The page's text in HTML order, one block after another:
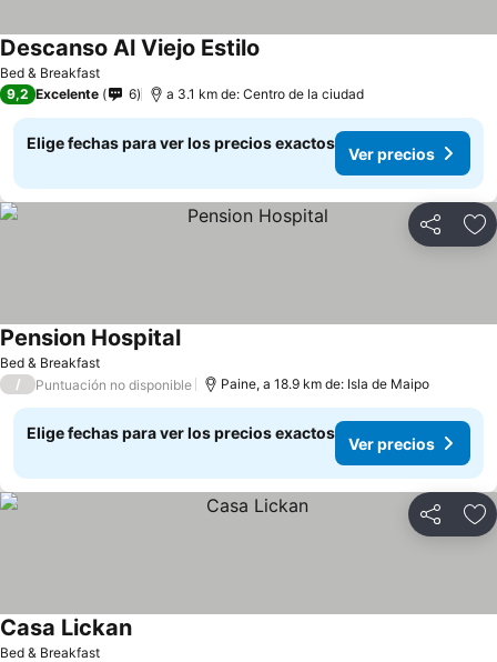
Bed & Breakfast
Descanso Al Viejo Estilo
9,2 Excelente 6 a 3.1 km de: Centro de la ciudad
Elige fechas para ver los precios exactos
Ver precios
Compartir
Bed & Breakfast
Pension Hospital
/ Puntuación no disponible Paine, a 18.9 km de: Isla de Maipo
Elige fechas para ver los precios exactos
Ver precios
Compartir
Bed & Breakfast
Casa Lickan